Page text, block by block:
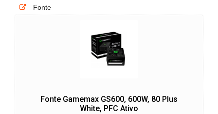
Fonte
Fonte Gamemax GS600, 600W, 80 Plus
White, PFC Ativo